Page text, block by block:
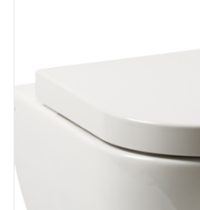
Spiegels
Spiegelverlichting
Badkamer accessoires